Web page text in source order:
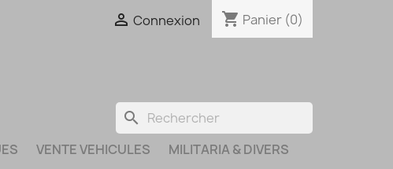
 Connexion shopping_cart Panier (0)
search
VENTE VEHICULES MILITARIA & DIVERS